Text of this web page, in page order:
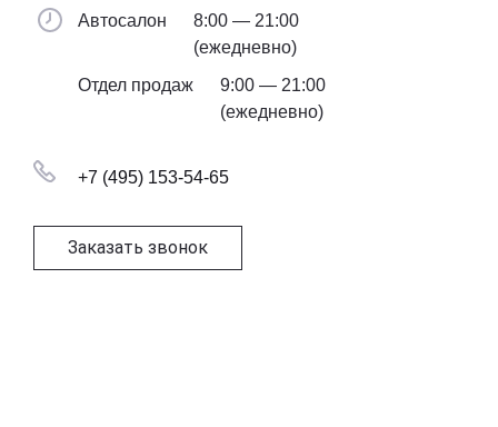
Автосалон
8:00 — 21:00
(ежедневно)
Отдел продаж
9:00 — 21:00
(ежедневно)
+7 (495) 153-54-65
Заказать звонок